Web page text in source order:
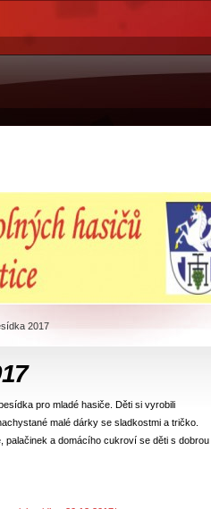
2017
pro mladé hasiče. Děti si vyrobili
malé dárky se sladkostmi a tričko.
palačinek a domácího cukroví se děti s dobrou